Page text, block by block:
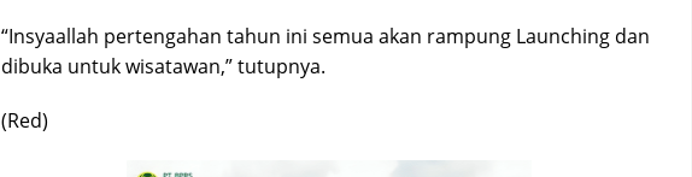
“Insyaallah pertengahan tahun ini semua akan rampung Launching dan
dibuka untuk wisatawan,” tutupnya.
(Red)